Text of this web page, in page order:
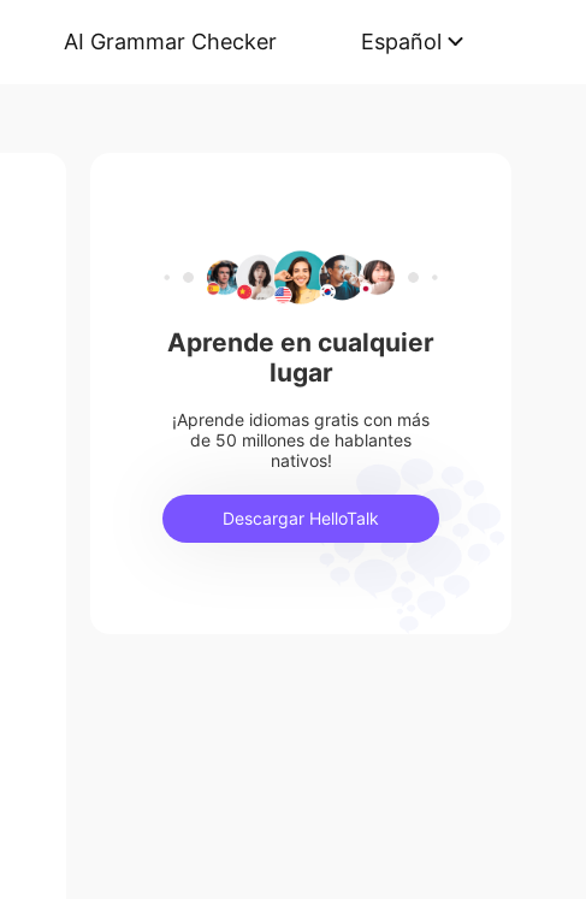
AI Grammar Checker Español
Aprende en cualquier
lugar
¡Aprende idiomas gratis con más
de 50 millones de hablantes
nativos!
Descargar HelloTalk